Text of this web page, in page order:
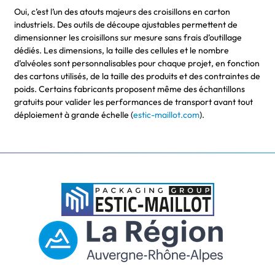
Oui, c’est l’un des atouts majeurs des croisillons en carton
industriels. Des outils de découpe ajustables permettent de
dimensionner les croisillons sur mesure sans frais d’outillage
dédiés. Les dimensions, la taille des cellules et le nombre
d’alvéoles sont personnalisables pour chaque projet, en fonction
des cartons utilisés, de la taille des produits et des contraintes de
poids. Certains fabricants proposent même des échantillons
gratuits pour valider les performances de transport avant tout
déploiement à grande échelle (estic-maillot.com).